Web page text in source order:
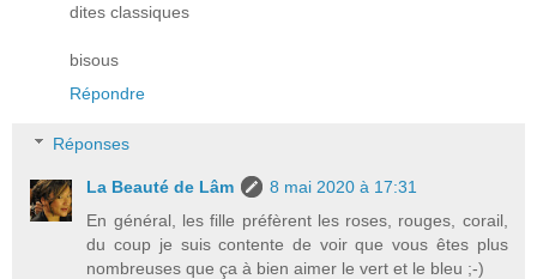
dites classiques
bisous
Répondre
Réponses
La Beauté de Lâm
8 mai 2020 à 17:31
En général, les fille préfèrent les roses, rouges, corail,
du coup je suis contente de voir que vous êtes plus
nombreuses que ça à bien aimer le vert et le bleu ;-)